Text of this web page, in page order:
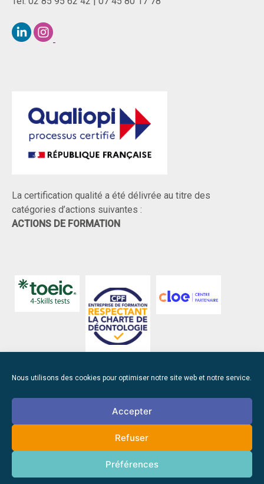
Nous utilisons des cookies pour optimiser notre site web et notre service.
Accepter
Refuser
Préférences
La certification qualité a été délivrée au titre des
catégories d’actions suivantes :
ACTIONS DE FORMATION
103 Rue Henri Gautier, Zone de Cadréan,
44550 Montoir-de-Bretagne
Site update 2 juin 2026